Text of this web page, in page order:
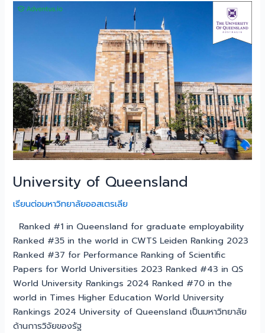
University of Queensland
เรียนต่อมหาวิทยาลัยออสเตรเลีย
Ranked #1 in Queensland for graduate employability
Ranked #35 in the world in CWTS Leiden Ranking 2023
Ranked #37 for Performance Ranking of Scientific
Papers for World Universities 2023 Ranked #43 in QS
World University Rankings 2024 Ranked #70 in the
world in Times Higher Education World University
Rankings 2024 University of Queensland เป็นมหาวิทยาลัย
ด้านการวิจัยของรัฐ
University